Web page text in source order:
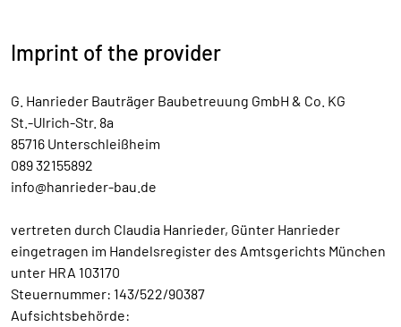
Imprint of the provider
G. Hanrieder Bauträger Baubetreuung GmbH & Co. KG
St.-Ulrich-Str. 8a
85716 Unterschleißheim
089 32155892
info@hanrieder-bau.de
vertreten durch Claudia Hanrieder, Günter Hanrieder
eingetragen im Handelsregister des Amtsgerichts München
unter HRA 103170
Steuernummer: 143/522/90387
Aufsichtsbehörde: